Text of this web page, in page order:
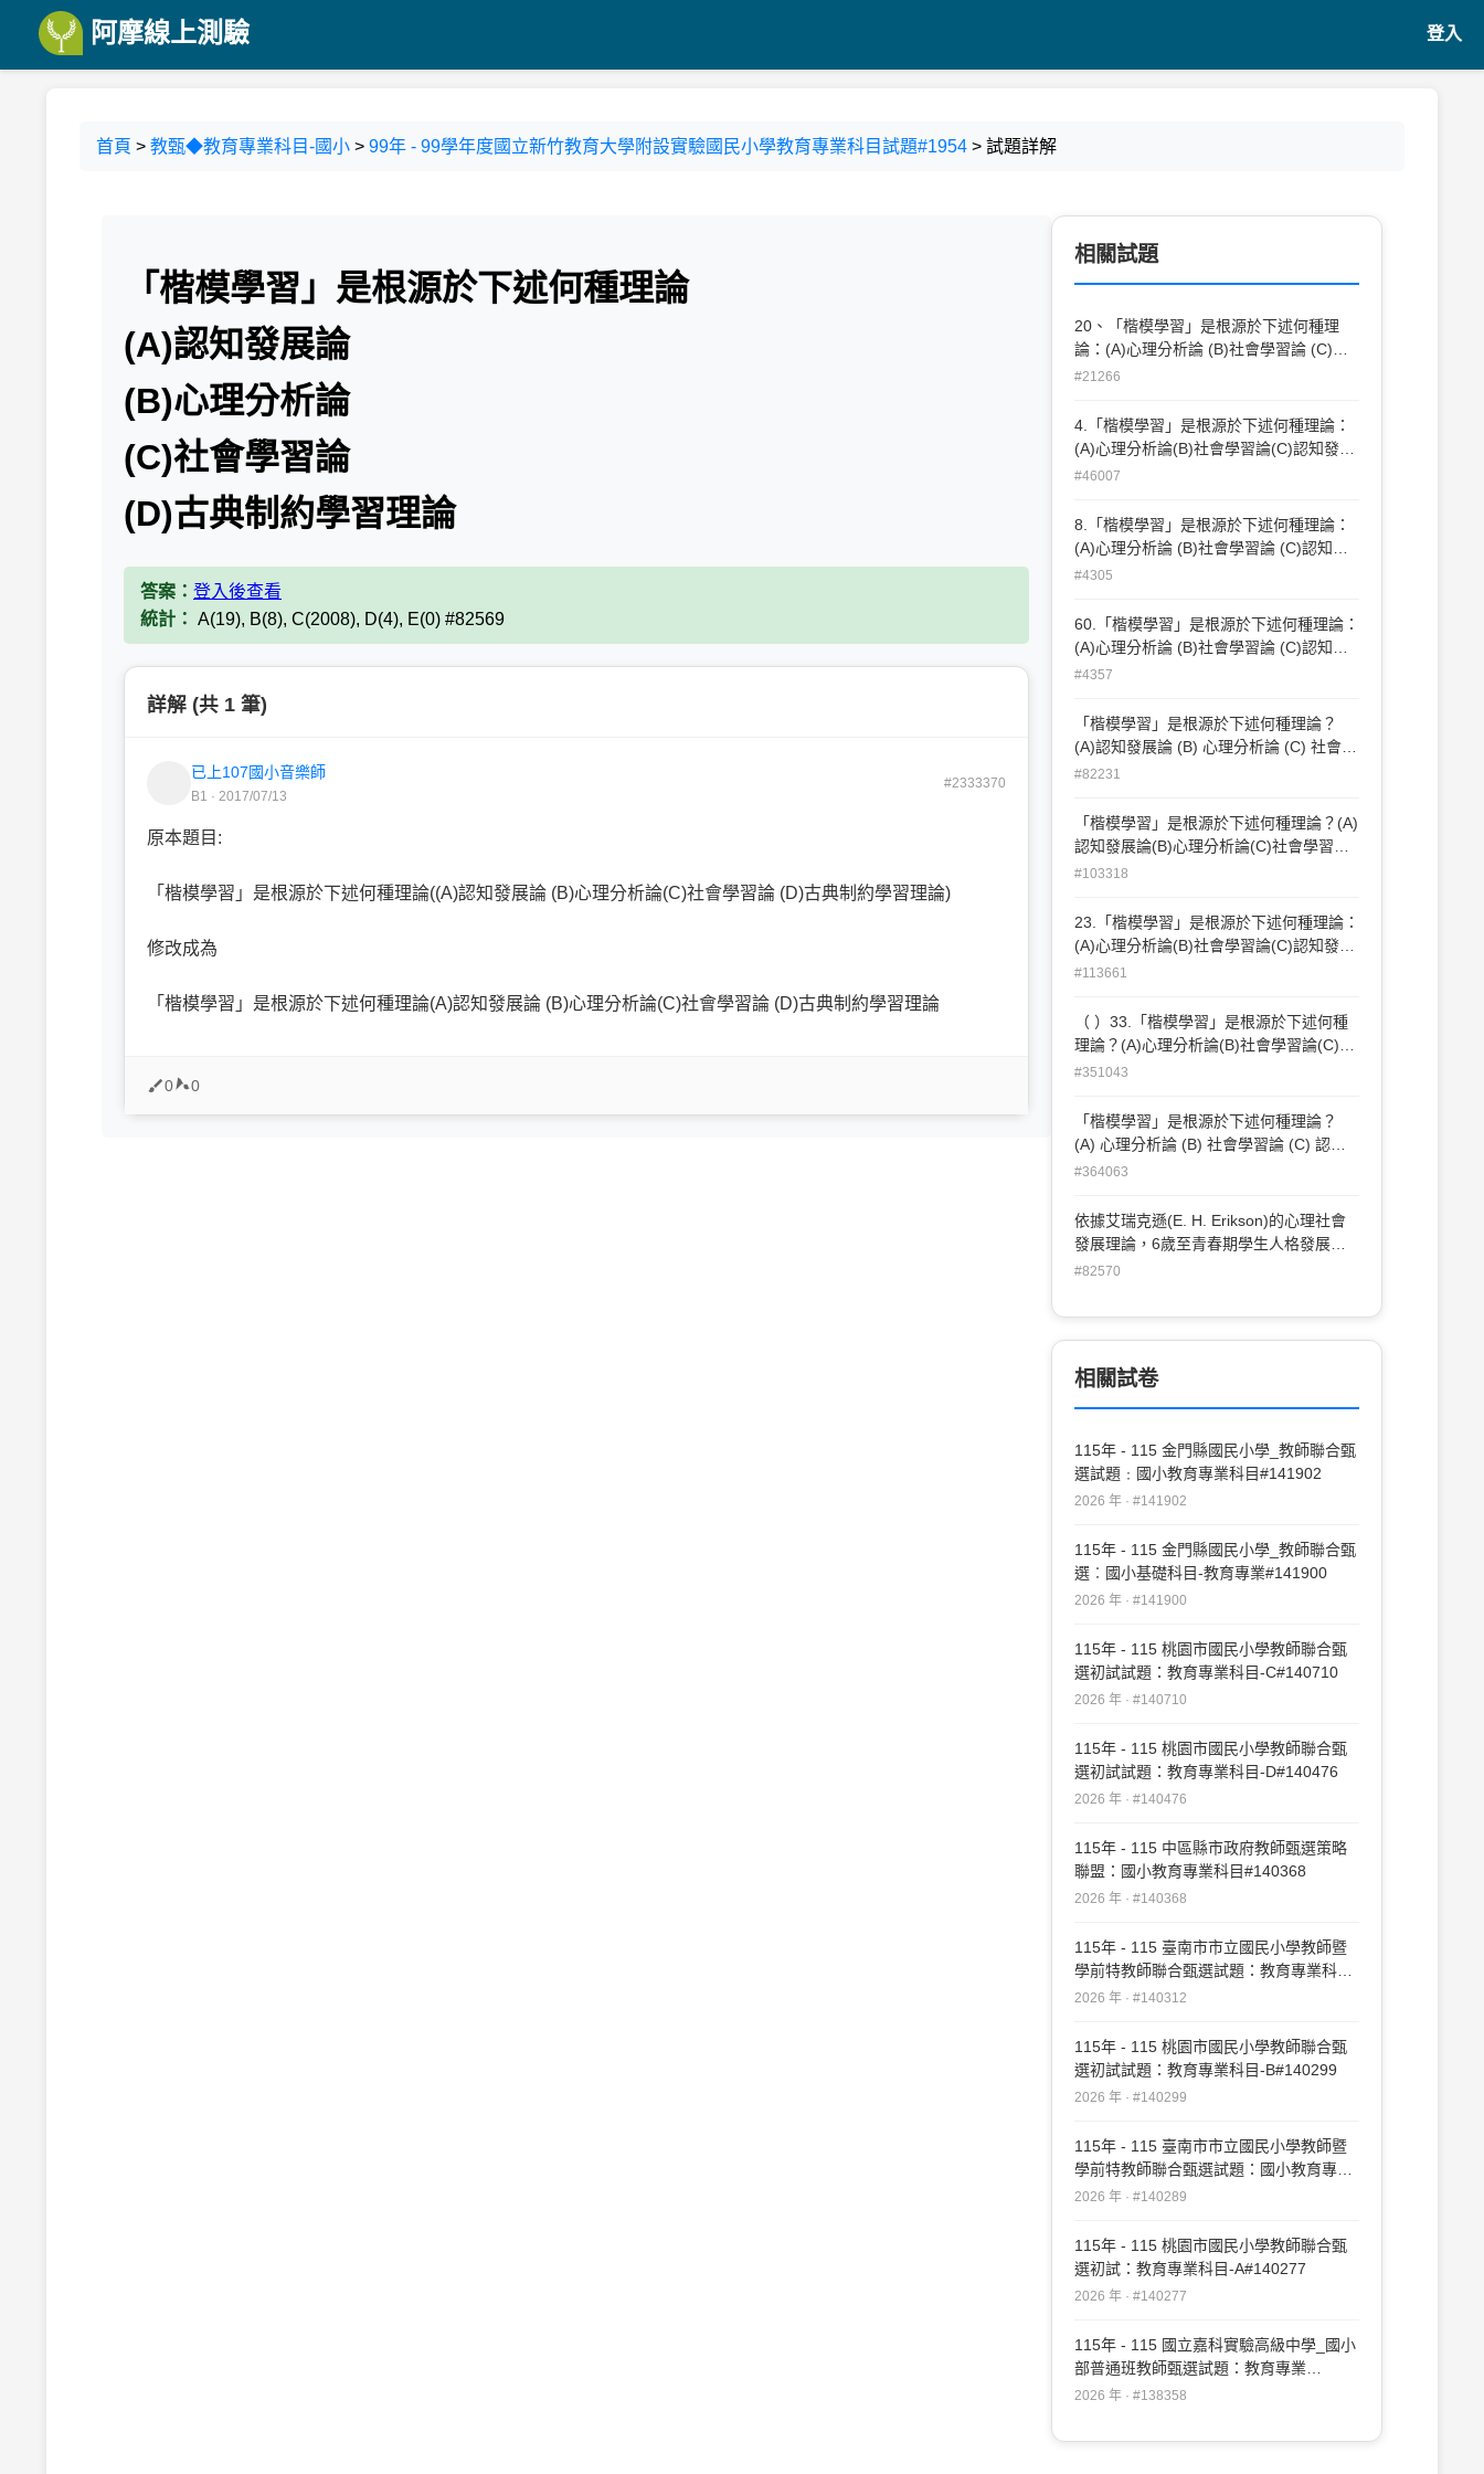
阿摩線上測驗 登入
首頁 > 教甄◆教育專業科目-國小 > 99年 - 99學年度國立新竹教育大學附設實驗國民小學教育專業科目試題#1954 > 試題詳解
「楷模學習」是根源於下述何種理論
(A)認知發展論
(B)心理分析論
(C)社會學習論
(D)古典制約學習理論
答案： 登入後查看
統計： A(19), B(8), C(2008), D(4), E(0) #82569
詳解 (共 1 筆)
已上107國小音樂師
B1 · 2017/07/13
#2333370
原本題目:
「楷模學習」是根源於下述何種理論((A)認知發展論 (B)心理分析論(C)社會學習論 (D)古典制約學習理論)
修改成為
「楷模學習」是根源於下述何種理論(A)認知發展論 (B)心理分析論(C)社會學習論 (D)古典制約學習理論
0 0
相關試題
20、「楷模學習」是根源於下述何種理
論：(A)心理分析論 (B)社會學習論 (C)認
知發展論 (D)古典制約學習理論。
#21266
4.「楷模學習」是根源於下述何種理論：
(A)心理分析論(B)社會學習論(C)認知發展
論(D)古典制約學習理論。
#46007
8.「楷模學習」是根源於下述何種理論：
(A)心理分析論 (B)社會學習論 (C)認知發
展論 (D)古典制約學習理論。
#4305
60.「楷模學習」是根源於下述何種理論：
(A)心理分析論 (B)社會學習論 (C)認知發
展論 (D)古典制約學習理論。
#4357
「楷模學習」是根源於下述何種理論？
(A)認知發展論 (B) 心理分析論 (C) 社會學
習論 (D)古典制約學習理論
#82231
「楷模學習」是根源於下述何種理論？(A)
認知發展論(B)心理分析論(C)社會學習論
(D)制約學習論
#103318
23.「楷模學習」是根源於下述何種理論：
(A)心理分析論(B)社會學習論(C)認知發展
論(D)古典制約學習理論。
#113661
（ ）33.「楷模學習」是根源於下述何種
理論？(A)心理分析論(B)社會學習論(C)認
知發展論(D)古典制約學習理論
#351043
「楷模學習」是根源於下述何種理論？
(A) 心理分析論 (B) 社會學習論 (C) 認知
#364063
依據艾瑞克遜(E. H. Erikson)的心理社會
發展理論，6歲至青春期學生人格發展處
於那一個階段發展危機？( (A)信任對不信
自貶自卑 (D)自我統合對角色混亂)
#82570
相關試卷
115年 - 115 金門縣國民小學_教師聯合甄
選試題﹕國小教育專業科目#141902
2026 年 · #141902
115年 - 115 金門縣國民小學_教師聯合甄
選︰國小基礎科目-教育專業#141900
2026 年 · #141900
115年 - 115 桃園市國民小學教師聯合甄
選初試試題：教育專業科目-C#140710
2026 年 · #140710
115年 - 115 桃園市國民小學教師聯合甄
選初試試題：教育專業科目-D#140476
2026 年 · #140476
115年 - 115 中區縣市政府教師甄選策略
聯盟：國小教育專業科目#140368
2026 年 · #140368
115年 - 115 臺南市市立國民小學教師暨
學前特教師聯合甄選試題：教育專業科目
#140312
2026 年 · #140312
115年 - 115 桃園市國民小學教師聯合甄
選初試試題：教育專業科目-B#140299
2026 年 · #140299
115年 - 115 臺南市市立國民小學教師暨
學前特教師聯合甄選試題：國小教育專業
科目#140289
2026 年 · #140289
115年 - 115 桃園市國民小學教師聯合甄
選初試：教育專業科目-A#140277
2026 年 · #140277
115年 - 115 國立嘉科實驗高級中學_國小
部普通班教師甄選試題：教育專業
#138358
2026 年 · #138358